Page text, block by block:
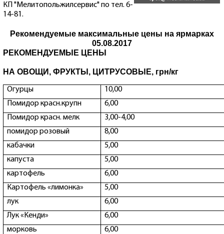
КП "Мелитопольжилсервис" по тел. 6-
14-81.
Рекомендуемые максимальные цены на ярмарках
05.08.2017
РЕКОМЕНДУЕМЫЕ ЦЕНЫ
НА ОВОЩИ, ФРУКТЫ, ЦИТРУСОВЫЕ, грн/кг
Огурцы
10,00
Помидор красн.крупн
6,00
Помидор красн. мелк
3,00-4,00
помидор розовый
8,00
кабачки
5,00
капуста
5,00
картофель
6,00
Картофель «лимонка»
5,00
лук
6,00
Лук «Кенди»
6,00
морковь
6,00